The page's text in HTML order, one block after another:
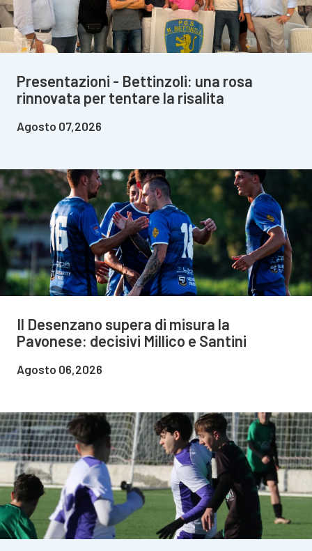
Presentazioni - Bettinzoli: una rosa
rinnovata per tentare la risalita
Agosto 07,2026
Il Desenzano supera di misura la
Pavonese: decisivi Millico e Santini
Agosto 06,2026